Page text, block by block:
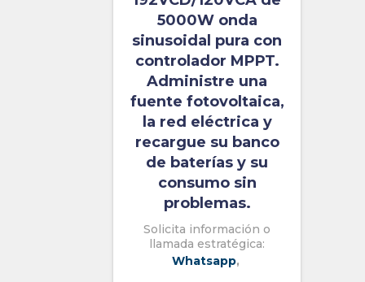
5000W onda
sinusoidal pura con
controlador MPPT.
Administre una
fuente fotovoltaica,
la red eléctrica y
recargue su banco
de baterías y su
consumo sin
problemas.
Solicita información o
llamada estratégica:
Whatsapp,